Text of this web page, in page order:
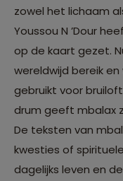
zowel het lichaam
Youssou N ’Dour
op de kaart gezet.
wereldwijd bereik
gebruikt voor
drum geeft mbalax
De teksten van
kwesties of
dagelijks leven en